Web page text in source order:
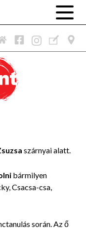
szárnyai alatt.
bármilyen
Csacsa-csa,
során. Az ő